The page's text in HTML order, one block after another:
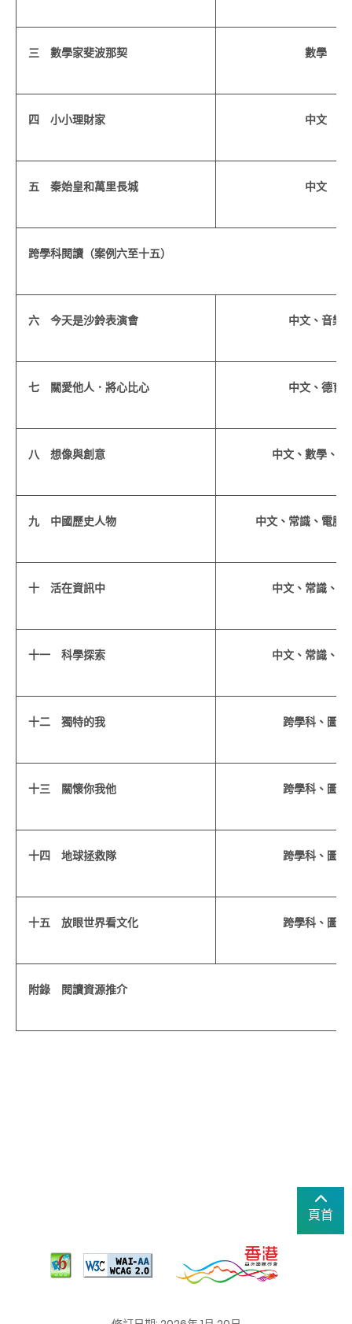
三 數學家斐波那契 數學
四 小小理財家 中文
五 秦始皇和萬里長城 中文
跨學科閱讀（案例六至十五）
六 今天是沙鈴表演會 中文、音樂
七 關愛他人．將心比心 中文、德育
八 想像與創意 中文、數學、圖
九 中國歷史人物 中文、常識、電腦
十 活在資訊中 中文、常識、圖
十一 科學探索 中文、常識、圖
十二 獨特的我 跨學科、圖書
十三 關懷你我他 跨學科、圖書
十四 地球拯救隊 跨學科、圖書
十五 放眼世界看文化 跨學科、圖書
附錄 閱讀資源推介
頁首